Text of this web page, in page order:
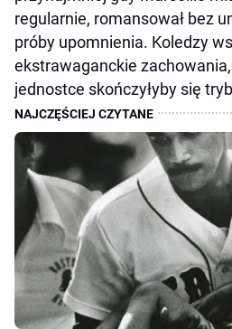
regularnie, romansował bez
próby upomnienia. Koledzy
ekstrawaganckie
jednostce skończyłyby się